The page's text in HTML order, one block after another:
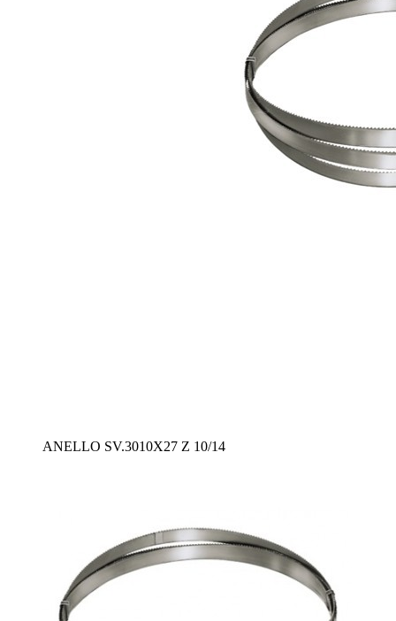
ANELLO SV.3010X27 Z 10/14